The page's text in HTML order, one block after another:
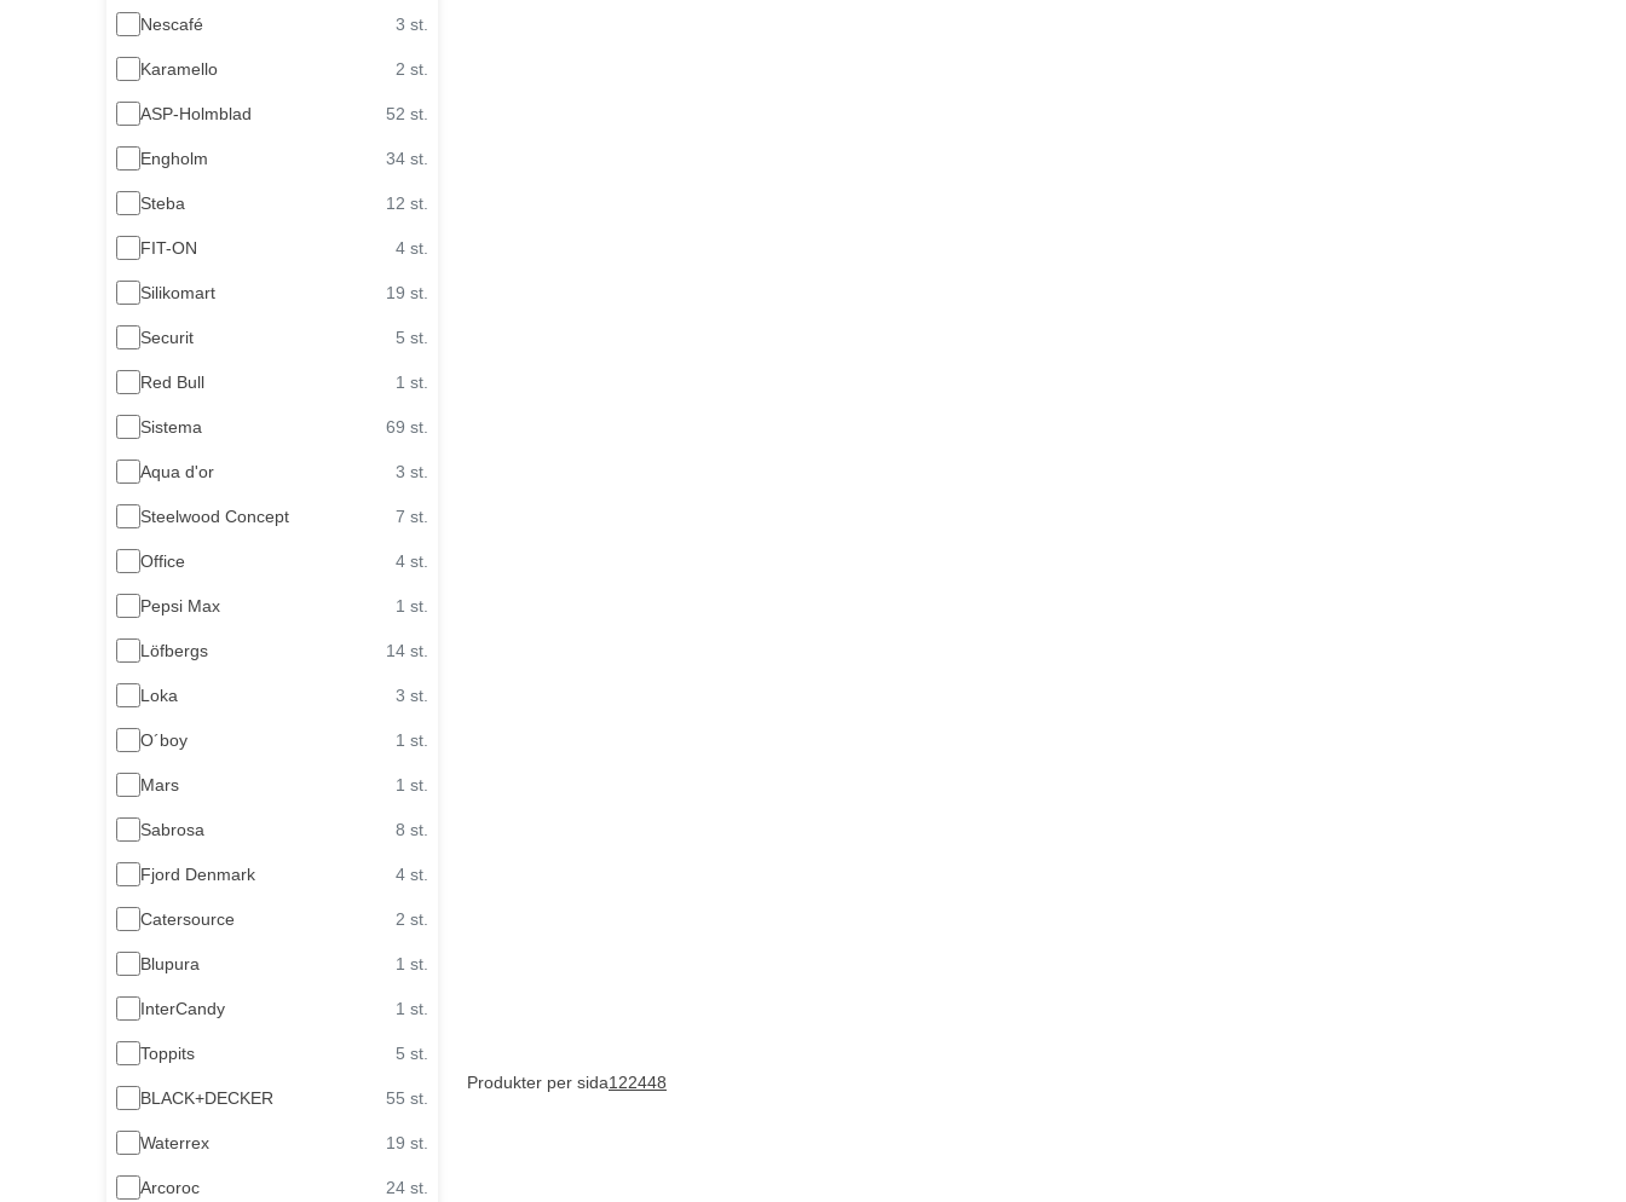
Nescafé 3 st.
Karamello 2 st.
ASP-Holmblad 52 st.
Engholm 34 st.
Steba 12 st.
FIT-ON 4 st.
Silikomart 19 st.
Securit 5 st.
Red Bull 1 st.
Sistema 69 st.
Aqua d'or 3 st.
Steelwood Concept 7 st.
Office 4 st.
Pepsi Max 1 st.
Löfbergs 14 st.
Loka 3 st.
O´boy 1 st.
Mars 1 st.
Sabrosa 8 st.
Fjord Denmark 4 st.
Catersource 2 st.
Blupura 1 st.
InterCandy 1 st.
Toppits 5 st.
BLACK+DECKER 55 st.
Waterrex 19 st.
Arcoroc 24 st.
Produkter per sida122448